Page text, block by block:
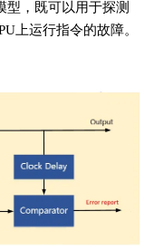
型，既可以用于探测
上运行指令的故障。